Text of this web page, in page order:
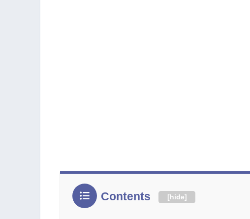
Contents [hide]